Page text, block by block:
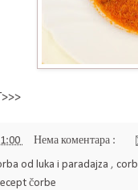
Нема коментара :
od luka i paradajza ,
čorbe